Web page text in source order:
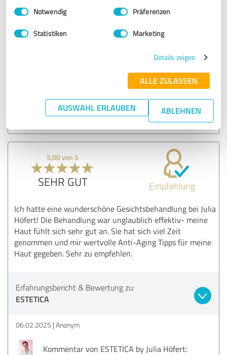
Impressum Datenschutzbestimmungen
Einwilligungsauswahl
Notwendig Präferenzen
Statistiken Marketing
Details zeigen
ALLE ZULASSEN
AUSWAHL ERLAUBEN ABLEHNEN
ESTETICA
08.02.2025 Claudi
Kommentar von ESTETICA by Julia Höfert:
Liebe Claudia! Vielen Dank für deine tolle Bewertung.
Habe mich sehr gefreut, dass du mich auch einmal
besucht hast und freue mich auf ein Wiedersehen. Es
stehen noch viele weitere tolle Behandlungen auf
dem Plan.
5,00 von 5
SEHR GUT Empfehlung
Ich hatte eine wunderschöne Gesichtsbehandlung bei Julia
Höfert! Die Behandlung war unglaublich effektiv- meine
Haut fühlt sich sehr gut an. Sie hat sich viel Zeit
genommen und mir wertvolle Anti-Aging Tipps für meine
Haut gegeben. Sehr zu empfehlen.
Erfahrungsbericht & Bewertung zu:
ESTETICA
06.02.2025 Anonym
Kommentar von ESTETICA by Julia Höfert: